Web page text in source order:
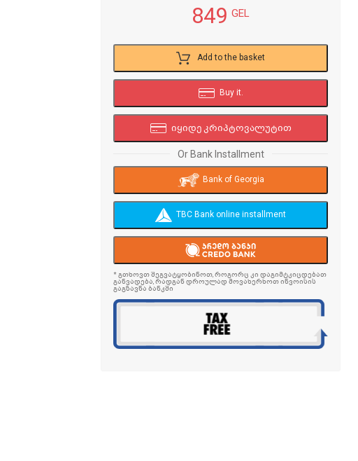
849 GEL
Add to the basket
Buy it.
იყიდე კრიპტოვალუტით
Or Bank Installment
Bank of Georgia
TBC Bank online installment
* გთხოვთ შეგვატყობინოთ, როგორც კი დაგიმტკიცდებათ
განვადება, რადგან დროულად მოვახერხოთ ინვოისის
გაგზავნა ბანკში